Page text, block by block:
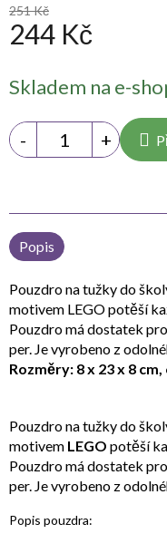
251 Kč
244 Kč
cena:
Skladem na e-
Popis
Pouzdro na tužky do
motivem LEGO potěší
Pouzdro má dostatek
per. Je vyrobeno z
Rozměry: 8 x 23 x 8
Pouzdro na tužky do
motivem LEGO potěší
Pouzdro má dostatek
per. Je vyrobeno z
Popis pouzdra: